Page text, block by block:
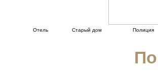
Отель Старый дом Полиция